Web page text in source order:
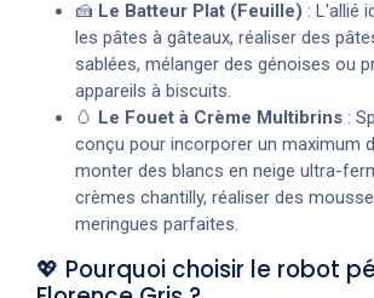
🍰 Le Batteur Plat (Feuille) : L'allié
les pâtes à gâteaux, réaliser des
sablées, mélanger des génoises ou
appareils à biscuits.
🥚 Le Fouet à Crème Multibrins :
conçu pour incorporer un maximum
monter des blancs en neige ultra-
crèmes chantilly, réaliser des
meringues parfaites.
💖 Pourquoi choisir le robot